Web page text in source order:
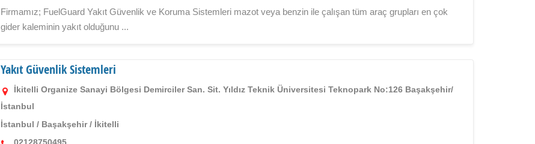
Firmamız; FuelGuard Yakıt Güvenlik ve Koruma Sistemleri mazot veya benzin ile çalışan tüm araç grupları en çok
gider kaleminin yakıt olduğunu ...
Yakıt Güvenlik Sistemleri
İkitelli Organize Sanayi Bölgesi Demirciler San. Sit. Yıldız Teknik Üniversitesi Teknopark No:126 Başakşehir/
İstanbul
İstanbul / Başakşehir/ İkitelli
02128750495